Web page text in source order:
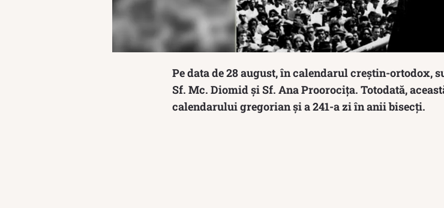
Pe data de 28 august, în calendarul creștin-ortodox,
Sf. Mc. Diomid și Sf. Ana Proorocița. Totodată,
calendarului gregorian și a 241-a zi în anii bisecți.